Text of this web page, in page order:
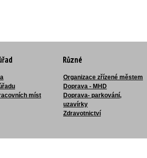
míst
Různé
Organizace zřízené městem
Doprava - MHD
Doprava- parkování,
uzavírky
Zdravotnictví